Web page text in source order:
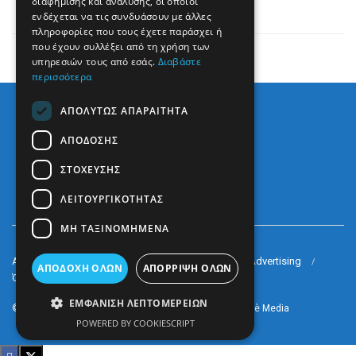
Arkè Media Group Radio Preveza 93
Arkè Advertising
Όροι και Προϋποθέσεις
© 2022 PrevezapostInspired by Arkè AdvPartner of Arkè Media
ενδέχεται να τις συνδυάσουν με άλλες
πληροφορίες που τους έχετε παράσχει ή
που έχουν συλλέξει από τη χρήση των
υπηρεσιών τους από εσάς. Διαβάστε
περισσότερα
ΑΠΟΛΎΤΩΣ ΑΠΑΡΑΊΤΗΤΑ
ΑΠΌΔΟΣΗΣ
ΣΤΌΧΕΥΣΗΣ
ΛΕΙΤΟΥΡΓΙΚΌΤΗΤΑΣ
ΜΗ ΤΑΞΙΝΟΜΗΜΈΝΑ
ΑΠΟΔΟΧΉ ΌΛΩΝ ΑΠΌΡΡΙΨΗ ΌΛΩΝ
ΕΜΦΆΝΙΣΗ ΛΕΠΤΟΜΕΡΕΙΏΝ
POWERED BY COOKIESCRIPT